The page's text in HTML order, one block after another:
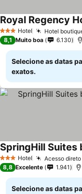
3 EstrelasHotel Hotel
Royal Regency
8,1 Muito boa 6.130
Selecione as datas
exatos.
3 EstrelasHotel Acesso
Ver preços
8,8 Excelente 1.941
Selecione as datas